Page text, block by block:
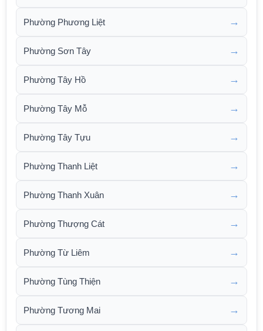
Phường Phương Liệt →
Phường Sơn Tây →
Phường Tây Hồ →
Phường Tây Mỗ →
Phường Tây Tựu →
Phường Thanh Liệt →
Phường Thanh Xuân →
Phường Thượng Cát →
Phường Từ Liêm →
Phường Tùng Thiện →
Phường Tương Mai →